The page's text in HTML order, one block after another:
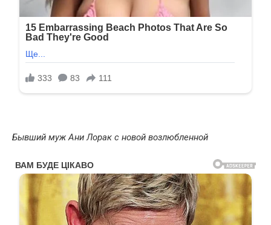
Бывший муж Ани Лорак с новой возлюбленной